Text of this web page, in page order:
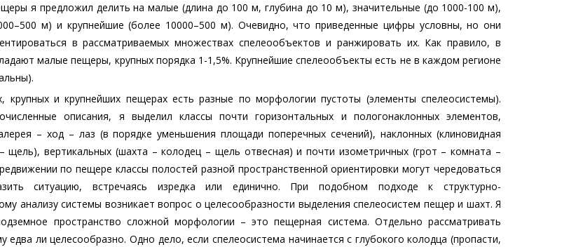
я предложил делить на малые (длина до 100 м, глубина до 10 м), значительные (до 1000-100 м),
м) и крупнейшие (более 10000–500 м). Очевидно, что приведенные цифры условны, но они
в рассматриваемых множествах спелеообъектов и ранжировать их. Как правило, в
малые пещеры, крупных порядка 1-1,5%. Крупнейшие спелеообъекты есть не в каждом регионе
крупных и крупнейших пещерах есть разные по морфологии пустоты (элементы спелеосистемы).
описания, я выделил классы почти горизонтальных и пологонаклонных элементов,
– ход – лаз (в порядке уменьшения площади поперечных сечений), наклонных (клиновидная
щель), вертикальных (шахта – колодец – щель отвесная) и почти изометричных (грот – комната –
по пещере классы полостей разной пространственной ориентировки могут чередоваться
ситуацию, встречаясь изредка или единично. При подобном подходе к структурно-
анализу системы возникает вопрос о целесообразности выделения спелеосистем пещер и шахт. Я
пространство сложной морфологии – это пещерная система. Отдельно рассматривать
едва ли целесообразно. Одно дело, если спелеосистема начинается с глубокого колодца (пропасти,